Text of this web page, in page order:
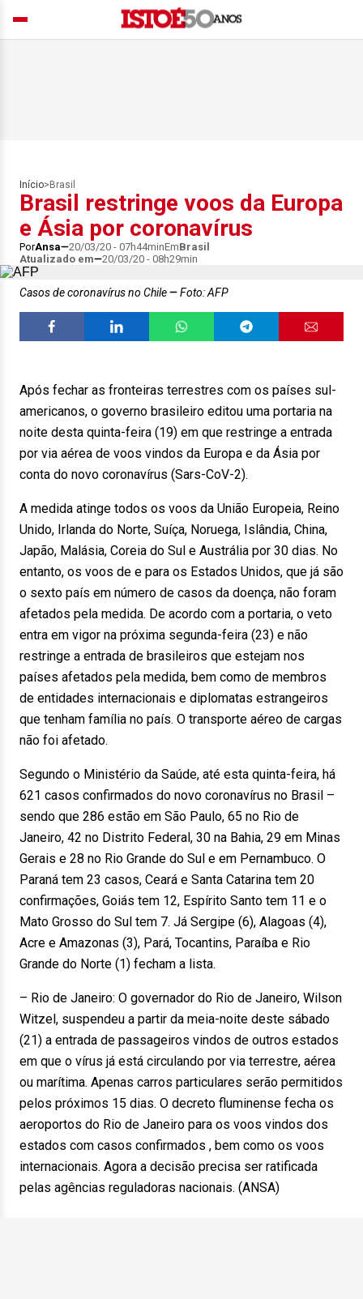
Início> Brasil
Brasil restringe voos da Europa
e Ásia por coronavírus
PorAnsa 20/03/20 - 07h44minEmBrasil
Atualizado em
20/03/20 - 08h29min
Casos de coronavírus no Chile Foto: AFP
Após fechar as fronteiras terrestres com os países sul-
americanos, o governo brasileiro editou uma portaria na
noite desta quinta-feira (19) em que restringe a entrada
por via aérea de voos vindos da Europa e da Ásia por
conta do novo coronavírus (Sars-CoV-2).
A medida atinge todos os voos da União Europeia, Reino
Unido, Irlanda do Norte, Suíça, Noruega, Islândia, China,
Japão, Malásia, Coreia do Sul e Austrália por 30 dias. No
entanto, os voos de e para os Estados Unidos, que já são
o sexto país em número de casos da doença, não foram
afetados pela medida. De acordo com a portaria, o veto
entra em vigor na próxima segunda-feira (23) e não
restringe a entrada de brasileiros que estejam nos
países afetados pela medida, bem como de membros
de entidades internacionais e diplomatas estrangeiros
que tenham família no país. O transporte aéreo de cargas
não foi afetado.
Segundo o Ministério da Saúde, até esta quinta-feira, há
621 casos confirmados do novo coronavírus no Brasil –
sendo que 286 estão em São Paulo, 65 no Rio de
Janeiro, 42 no Distrito Federal, 30 na Bahia, 29 em Minas
Gerais e 28 no Rio Grande do Sul e em Pernambuco. O
Paraná tem 23 casos, Ceará e Santa Catarina tem 20
confirmações, Goiás tem 12, Espírito Santo tem 11 e o
Mato Grosso do Sul tem 7. Já Sergipe (6), Alagoas (4),
Acre e Amazonas (3), Pará, Tocantins, Paraíba e Rio
Grande do Norte (1) fecham a lista.
– Rio de Janeiro: O governador do Rio de Janeiro, Wilson
Witzel, suspendeu a partir da meia-noite deste sábado
(21) a entrada de passageiros vindos de outros estados
em que o vírus já está circulando por via terrestre, aérea
ou marítima. Apenas carros particulares serão permitidos
pelos próximos 15 dias. O decreto fluminense fecha os
aeroportos do Rio de Janeiro para os voos vindos dos
estados com casos confirmados , bem como os voos
internacionais. Agora a decisão precisa ser ratificada
pelas agências reguladoras nacionais. (ANSA)